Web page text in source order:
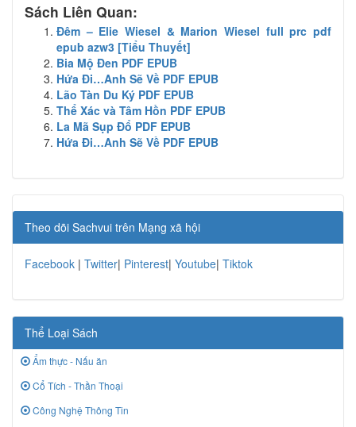
Sách Liên Quan:
Đêm – Elie Wiesel & Marion Wiesel full prc pdf
epub azw3 [Tiểu Thuyết]
Bia Mộ Đen PDF EPUB
Hứa Đi…Anh Sẽ Về PDF EPUB
Lão Tàn Du Ký PDF EPUB
Thể Xác và Tâm Hồn PDF EPUB
La Mã Sụp Đổ PDF EPUB
Hứa Đi…Anh Sẽ Về PDF EPUB
Theo dõi Sachvui trên Mạng xã hội
Facebook | Twitter| Pinterest| Youtube| Tiktok
Thể Loại Sách
Ẩm thực - Nấu ăn
Cổ Tích - Thần Thoại
Công Nghệ Thông Tin